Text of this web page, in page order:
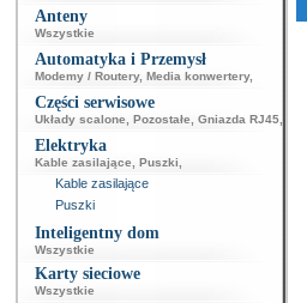
Anteny
Wszystkie
Automatyka i Przemysł
Modemy / Routery, Media konwertery,
Części serwisowe
Układy scalone Pozostałe Gniazda RJ45
Elektryka
Kable zasilające Puszki
Kable zasilające
Puszki
Inteligentny dom
Wszystkie
Karty sieciowe
Wszystkie